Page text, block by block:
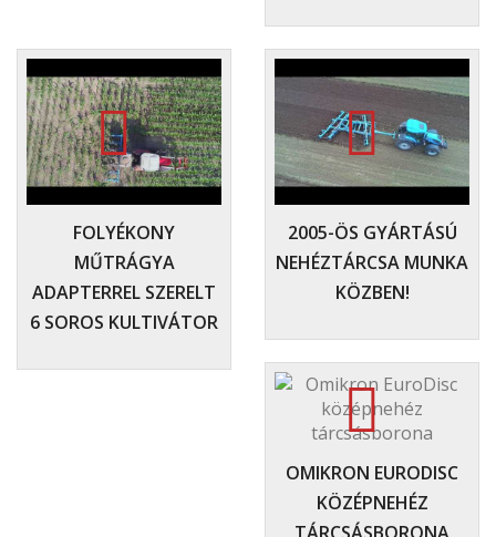
FOLYÉKONY
MŰTRÁGYA
ADAPTERREL SZERELT
6 SOROS KULTIVÁTOR
2005-ÖS GYÁRTÁSÚ
NEHÉZTÁRCSA MUNKA
KÖZBEN!
OMIKRON EURODISC
KÖZÉPNEHÉZ